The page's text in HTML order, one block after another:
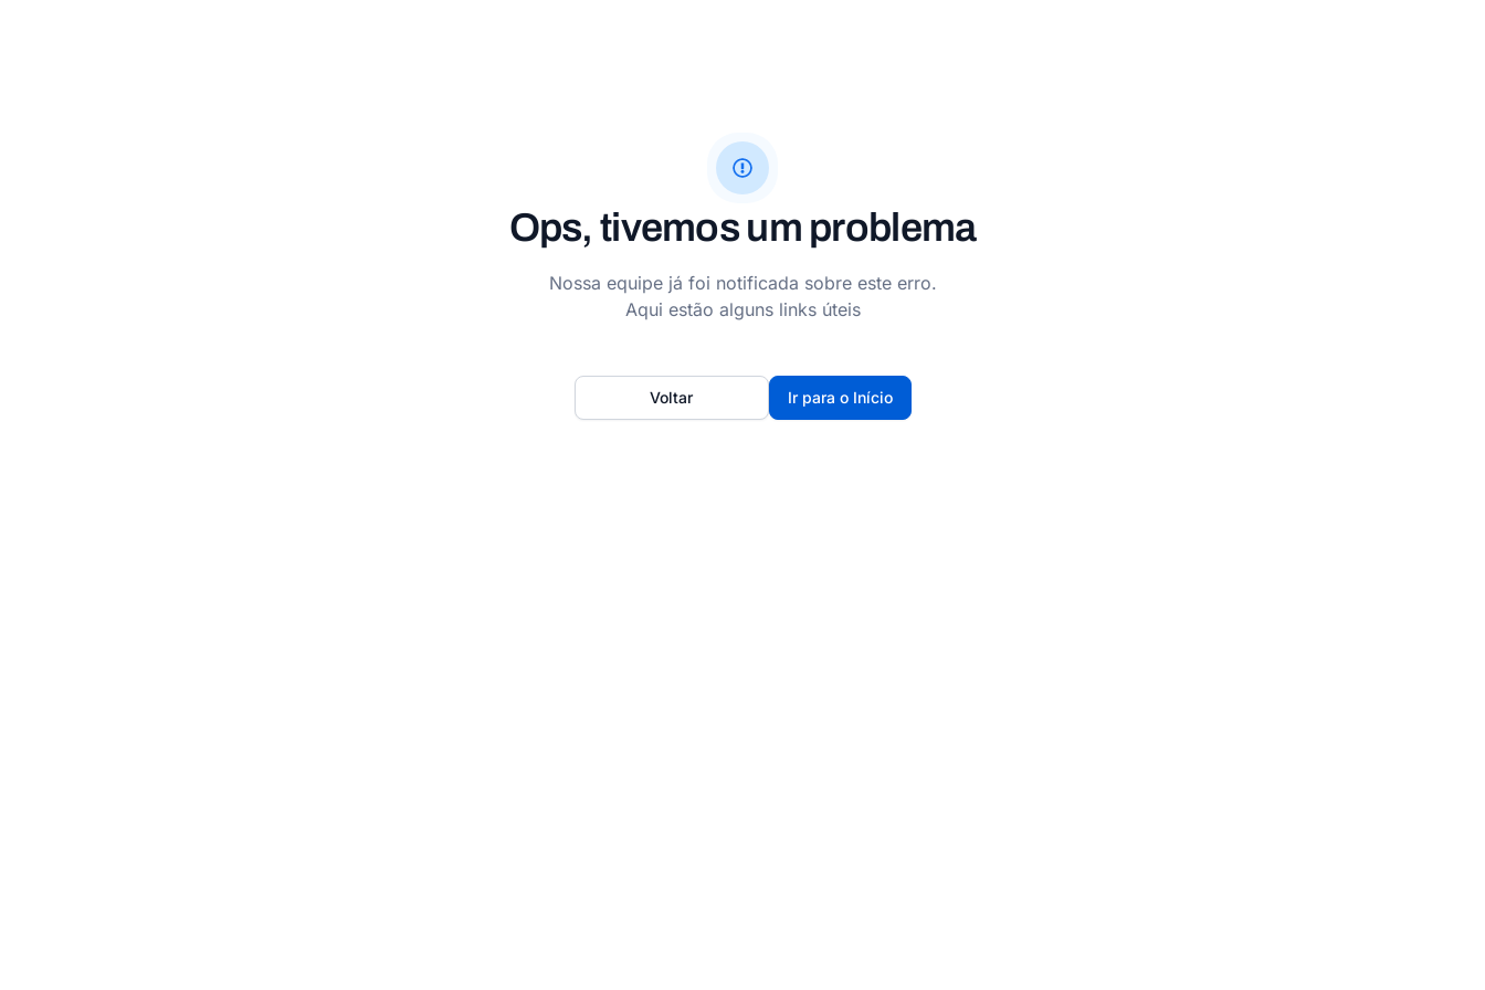
Ops, tivemos um problema
Nossa equipe já foi notificada sobre este erro.
Aqui estão alguns links úteis
Ir para o Início
Voltar